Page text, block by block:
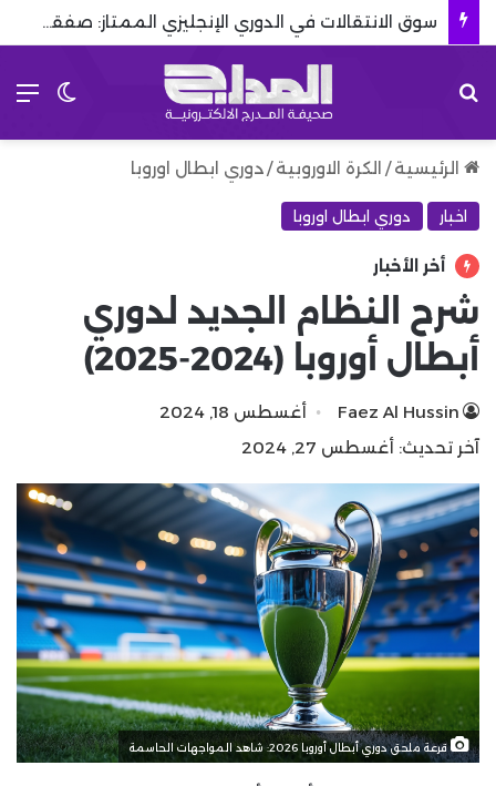
سوق الانتقالات في الدوري الإنجليزي الممتاز: صفقات صيف 2026
الرئيسية / الكرة الاوروبية /دوري ابطال اوروبا
اخبار دوري ابطال اوروبا
أخر الأخبار
شرح النظام الجديد لدوري
أبطال أوروبا (2024-2025)
Faez Al Hussin
أغسطس 18, 2024
آخر تحديث: أغسطس 27, 2024
قرعة ملحق دوري أبطال أوروبا 2026: شاهد المواجهات الحاسمة